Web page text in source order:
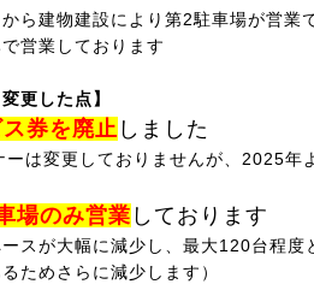
ら建物建設により第2駐車場が営業
営業しております
更した点】
券を廃止 しました
は変更しておりませんが、2025年
場のみ営業 しております
スが大幅に減少し、最大120台程度
ためさらに減少します）